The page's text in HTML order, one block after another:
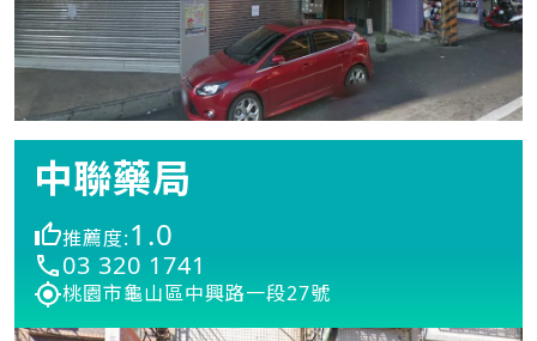
中聯藥局
推薦度:1.0
03 320 1741
桃園市龜山區中興路一段27號